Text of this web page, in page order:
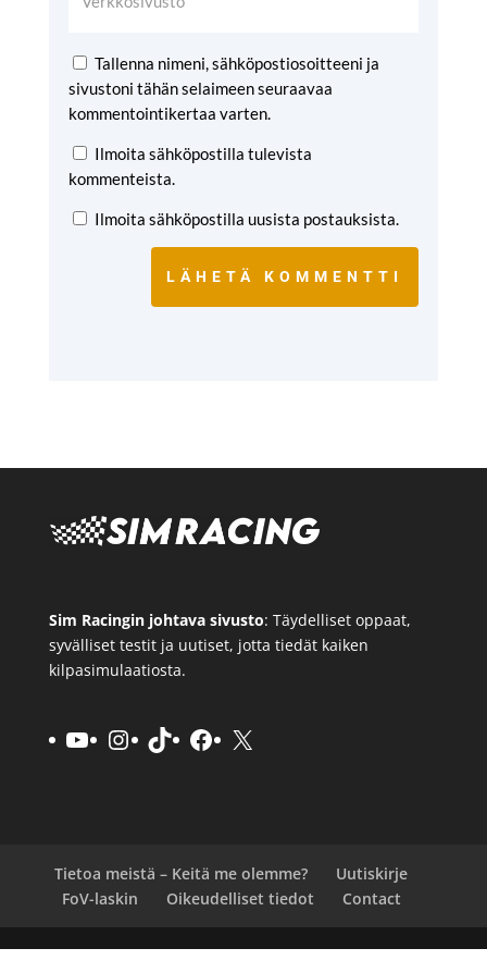
Tallenna nimeni, sähköpostiosoitteeni ja
sivustoni tähän selaimeen seuraavaa
kommentointikertaa varten.
Ilmoita sähköpostilla tulevista
kommenteista.
Ilmoita sähköpostilla uusista postauksista.
LÄHETÄ KOMMENTTI
Sim Racingin johtava sivusto: Täydelliset oppaat,
syvälliset testit ja uutiset, jotta tiedät kaiken
kilpasimulaatiosta.
YouTube
Instagram
TikTokFacebook
X
Tietoa meistä – Keitä me olemme?
Uutiskirje
FoV-laskin
Oikeudelliset tiedot Contact